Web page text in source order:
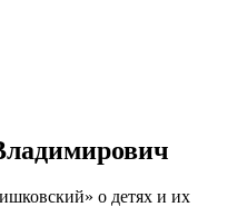
о детях и их